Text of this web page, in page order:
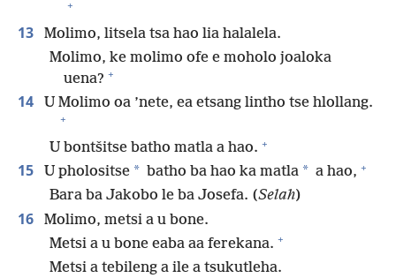
+
13
Molimo, litsela tsa hao lia halalela.
Molimo, ke molimo ofe e moholo joaloka
uena? +
14 U Molimo oa ’nete, ea etsang lintho tse hlollang.
+
U bontšitse batho matla a hao. +
15 U pholositse * batho ba hao ka matla * a hao, +
Bara ba Jakobo le ba Josefa. (Selah)
16
Molimo, metsi a u bone.
Metsi a u bone eaba aa ferekana. +
Metsi a tebileng a ile a tsukutleha.